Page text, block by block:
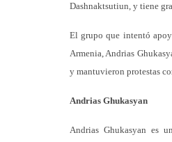
Dashnaktsutiun, y tiene
El grupo que intentó
Armenia, Andrias
y mantuvieron protestas
Andrias Ghukasyan
Andrias Ghukasyan es